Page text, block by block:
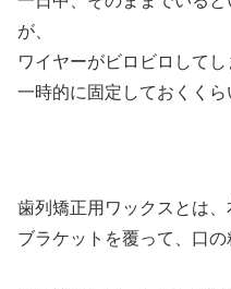
が、
ワイヤーがビロビロしてし
一時的に固定しておくくら
歯列矯正用ワックスとは、
ブラケットを覆って、口の